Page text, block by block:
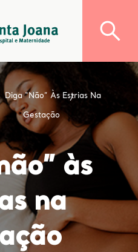
Diga “não” Às Estrias Na
Gestação
às
na